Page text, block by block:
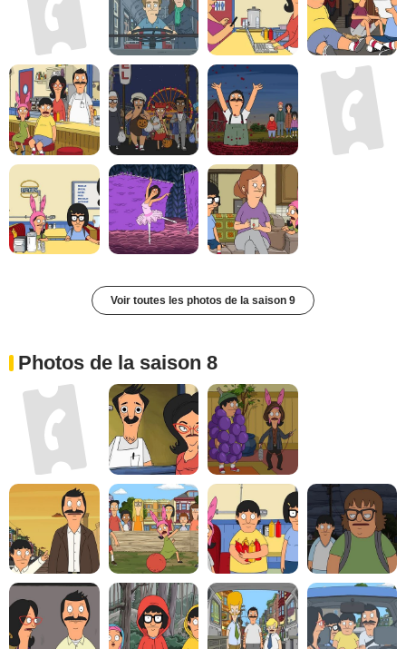
Voir toutes les photos de la saison 9
Photos de la saison 8